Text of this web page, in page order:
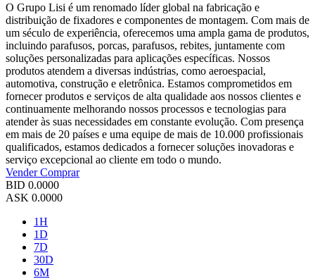
O Grupo Lisi é um renomado líder global na fabricação e
distribuição de fixadores e componentes de montagem. Com mais de
um século de experiência, oferecemos uma ampla gama de produtos,
incluindo parafusos, porcas, parafusos, rebites, juntamente com
soluções personalizadas para aplicações específicas. Nossos
produtos atendem a diversas indústrias, como aeroespacial,
automotiva, construção e eletrônica. Estamos comprometidos em
fornecer produtos e serviços de alta qualidade aos nossos clientes e
continuamente melhorando nossos processos e tecnologias para
atender às suas necessidades em constante evolução. Com presença
em mais de 20 países e uma equipe de mais de 10.000 profissionais
qualificados, estamos dedicados a fornecer soluções inovadoras e
serviço excepcional ao cliente em todo o mundo.
VenderComprar
BID 0.0000
ASK 0.0000
1H
1D
7D
30D
6M